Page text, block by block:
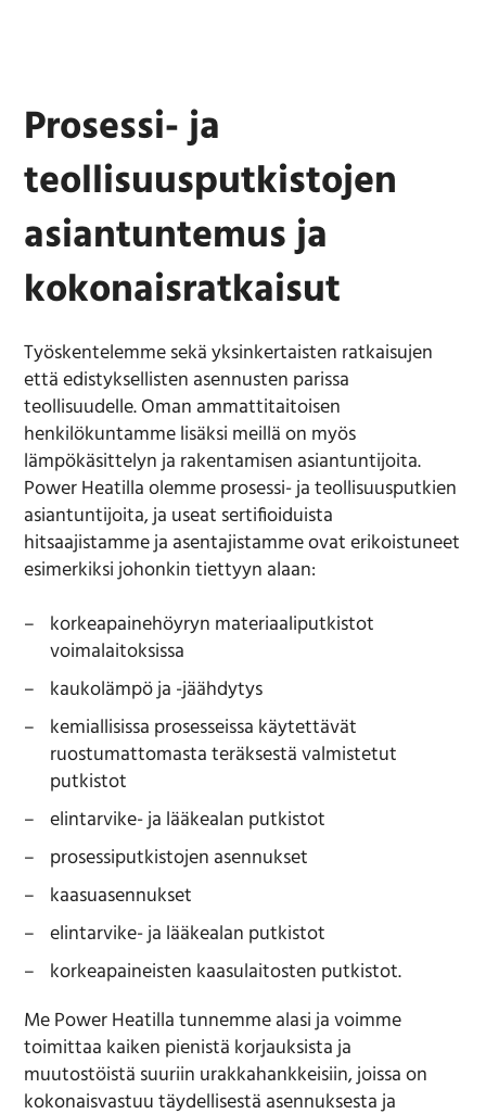
Prosessi- ja
teollisuusputkistojen
asiantuntemus ja
kokonaisratkaisut
Työskentelemme sekä yksinkertaisten ratkaisujen
että edistyksellisten asennusten parissa
teollisuudelle. Oman ammattitaitoisen
henkilökuntamme lisäksi meillä on myös
lämpökäsittelyn ja rakentamisen asiantuntijoita.
Power Heatilla olemme prosessi- ja teollisuusputkien
asiantuntijoita, ja useat sertifioiduista
hitsaajistamme ja asentajistamme ovat erikoistuneet
esimerkiksi johonkin tiettyyn alaan:
korkeapainehöyryn materiaaliputkistot
voimalaitoksissa
kaukolämpö ja -jäähdytys
kemiallisissa prosesseissa käytettävät
ruostumattomasta teräksestä valmistetut
putkistot
elintarvike- ja lääkealan putkistot
prosessiputkistojen asennukset
kaasuasennukset
elintarvike- ja lääkealan putkistot
korkeapaineisten kaasulaitosten putkistot.
Me Power Heatilla tunnemme alasi ja voimme
toimittaa kaiken pienistä korjauksista ja
muutostöistä suuriin urakkahankkeisiin, joissa on
kokonaisvastuu täydellisestä asennuksesta ja